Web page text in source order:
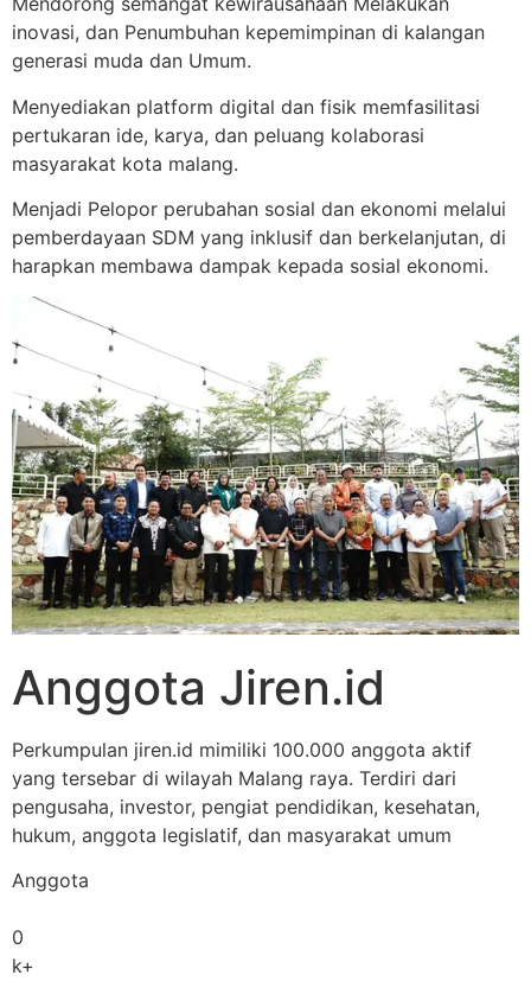
inovasi, dan Penumbuhan kepemimpinan di kalangan
generasi muda dan Umum.
Menyediakan platform digital dan fisik memfasilitasi
pertukaran ide, karya, dan peluang kolaborasi
masyarakat kota malang.
Menjadi Pelopor perubahan sosial dan ekonomi melalui
pemberdayaan SDM yang inklusif dan berkelanjutan, di
harapkan membawa dampak kepada sosial ekonomi.
Anggota Jiren.id
Perkumpulan jiren.id mimiliki 100.000 anggota aktif
yang tersebar di wilayah Malang raya. Terdiri dari
pengusaha, investor, pengiat pendidikan, kesehatan,
hukum, anggota legislatif, dan masyarakat umum
Anggota
0
k+